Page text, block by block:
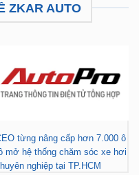
ZKAR AUTO
từng nâng cấp hơn 7.000 ô
mở hệ thống chăm sóc xe hơi
nghiệp tại TP.HCM